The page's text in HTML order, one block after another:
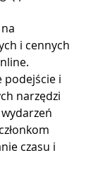
i cennych
podejście i
narzędzi
czasu i